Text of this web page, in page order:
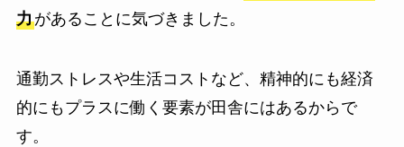
力があることに気づきました。
通勤ストレスや生活コストなど、精神的にも経済
的にもプラスに働く要素が田舎にはあるからで
す。